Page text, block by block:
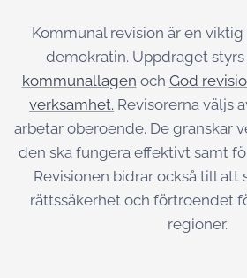
Kommunal revision är en
demokratin. Uppdraget
kommunallagen och God
verksamhet. Revisorerna väljs
arbetar oberoende. De granskar
den ska fungera effektivt samt
Revisionen bidrar också till att
rättssäkerhet och förtroendet
regioner.